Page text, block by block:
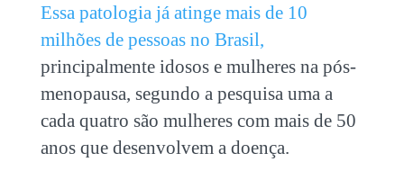
Essa patologia já atinge mais de 10
milhões de pessoas no Brasil,
principalmente idosos e mulheres na pós-
menopausa, segundo a pesquisa uma a
cada quatro são mulheres com mais de 50
anos que desenvolvem a doença.